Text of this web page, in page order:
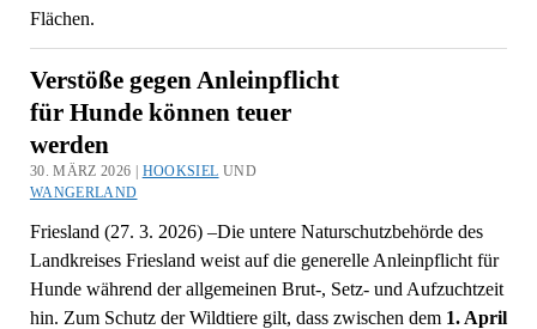
Flächen.
Verstöße gegen Anleinpflicht
für Hunde können teuer
werden
30. MÄRZ 2026 | HOOKSIEL UND
WANGERLAND
Friesland (27. 3. 2026) –Die untere Naturschutzbehörde des
Landkreises Friesland weist auf die generelle Anleinpflicht für
Hunde während der allgemeinen Brut-, Setz- und Aufzuchtzeit
hin. Zum Schutz der Wildtiere gilt, dass zwischen dem 1. April